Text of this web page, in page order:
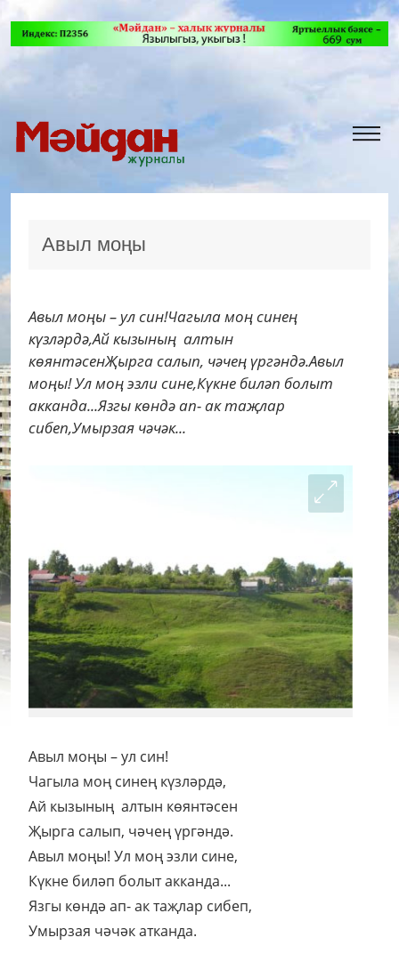
Авыл моңы
Авыл моңы – ул син!Чагыла моң синең
күзләрдә,Ай кызының алтын
көянтәсенҖырга салып, чәчең үргәндә.Авыл
моңы! Ул моң эзли сине,Күкне биләп болыт
акканда...Язгы көндә ап- ак таҗлар
сибеп,Умырзая чәчәк...
Авыл моңы – ул син!
Чагыла моң синең күзләрдә,
Ай кызының алтын көянтәсен
Җырга салып, чәчең үргәндә.
Авыл моңы! Ул моң эзли сине,
Күкне биләп болыт акканда...
Язгы көндә ап- ак таҗлар сибеп,
Умырзая чәчәк атканда.